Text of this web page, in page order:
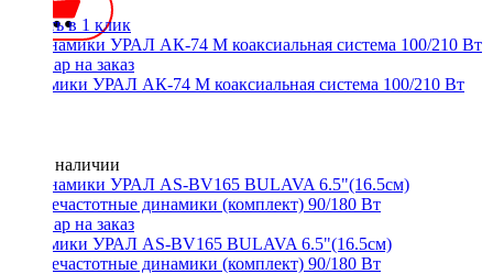
Купить в 1 клик
Динамики УРАЛ АК-74 М коаксиальная система 100/210 Вт
Нет в наличии
Динамики УРАЛ AS-BV165 BULAVA 6.5"(16.5см)
среднечастотные динамики (комплект) 90/180 Вт